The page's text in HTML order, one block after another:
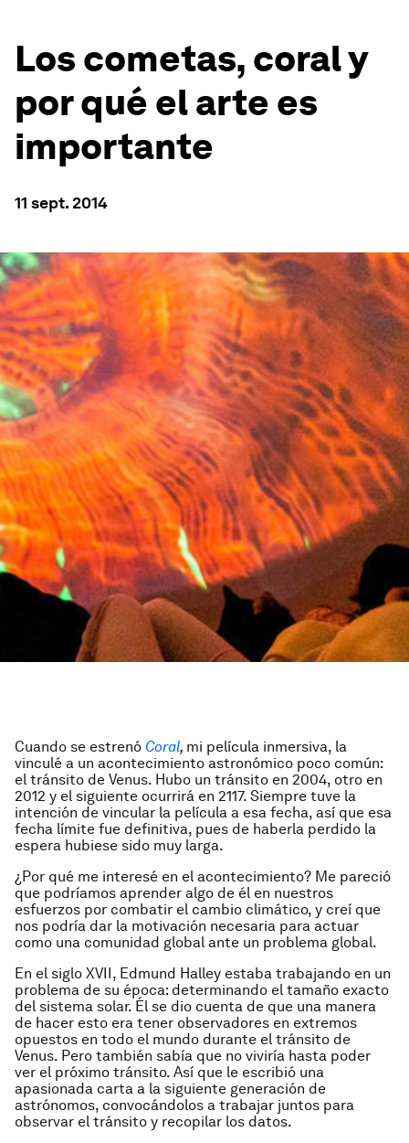
Los cometas, coral y
por qué el arte es
importante
11 sept. 2014
Cuando se estrenó Coral, mi película inmersiva, la
vinculé a un acontecimiento astronómico poco común:
el tránsito de Venus. Hubo un tránsito en 2004, otro en
2012 y el siguiente ocurrirá en 2117. Siempre tuve la
intención de vincular la película a esa fecha, así que esa
fecha límite fue definitiva, pues de haberla perdido la
espera hubiese sido muy larga.
¿Por qué me interesé en el acontecimiento? Me pareció
que podríamos aprender algo de él en nuestros
esfuerzos por combatir el cambio climático, y creí que
nos podría dar la motivación necesaria para actuar
como una comunidad global ante un problema global.
En el siglo XVII, Edmund Halley estaba trabajando en un
problema de su época: determinando el tamaño exacto
del sistema solar. Él se dio cuenta de que una manera
de hacer esto era tener observadores en extremos
opuestos en todo el mundo durante el tránsito de
Venus. Pero también sabía que no viviría hasta poder
ver el próximo tránsito. Así que le escribió una
apasionada carta a la siguiente generación de
astrónomos, convocándolos a trabajar juntos para
observar el tránsito y recopilar los datos.